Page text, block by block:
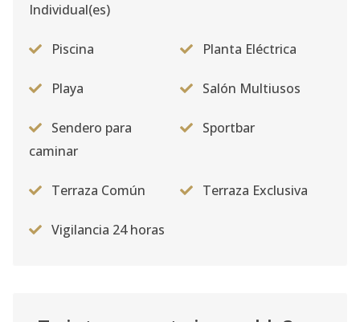
Individual(es)
Piscina Planta Eléctrica
Playa Salón Multiusos
Sendero para
caminar
Sportbar
Terraza Común Terraza Exclusiva
Vigilancia 24 horas